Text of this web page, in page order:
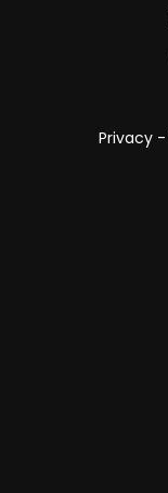
Privacy-